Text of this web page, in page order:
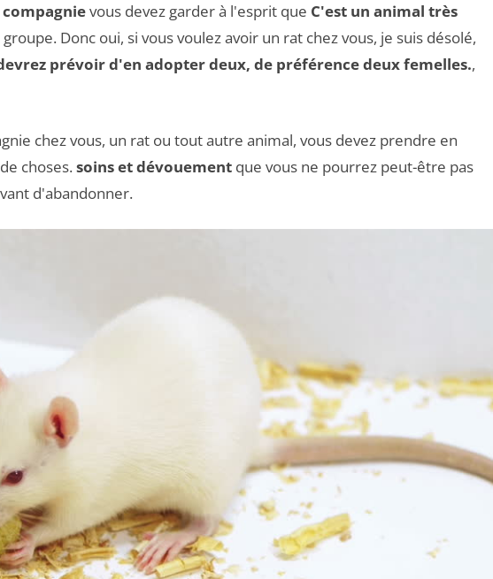
vous devez garder à l'esprit que C'est un animal très
Donc oui, si vous voulez avoir un rat chez vous, je suis désolé,
prévoir d'en adopter deux, de préférence deux femelles.,
chez vous, un rat ou tout autre animal, vous devez prendre en
choses.soins et dévouement que vous ne pourrez peut-être pas
d'abandonner.